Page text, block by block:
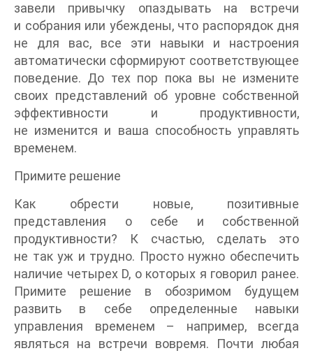
завели привычку опаздывать на встречи
и собрания или убеждены, что распорядок дня
не для вас, все эти навыки и настроения
автоматически сформируют соответствующее
поведение. До тех пор пока вы не измените
своих представлений об уровне собственной
эффективности и продуктивности,
не изменится и ваша способность управлять
временем.
Примите решение
Как обрести новые, позитивные
представления о себе и собственной
продуктивности? К счастью, сделать это
не так уж и трудно. Просто нужно обеспечить
наличие четырех D, о которых я говорил ранее.
Примите решение в обозримом будущем
развить в себе определенные навыки
управления временем – например, всегда
являться на встречи вовремя. Почти любая